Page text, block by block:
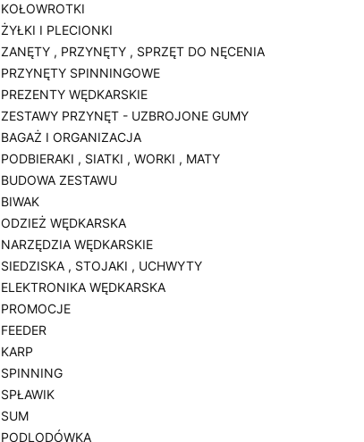
KOŁOWROTKI
ŻYŁKI I PLECIONKI
ZANĘTY , PRZYNĘTY , SPRZĘT DO NĘCENIA
PRZYNĘTY SPINNINGOWE
PREZENTY WĘDKARSKIE
ZESTAWY PRZYNĘT - UZBROJONE GUMY
BAGAŻ I ORGANIZACJA
PODBIERAKI , SIATKI , WORKI , MATY
BUDOWA ZESTAWU
BIWAK
ODZIEŻ WĘDKARSKA
NARZĘDZIA WĘDKARSKIE
SIEDZISKA , STOJAKI , UCHWYTY
ELEKTRONIKA WĘDKARSKA
PROMOCJE
FEEDER
KARP
SPINNING
SPŁAWIK
SUM
PODLODÓWKA